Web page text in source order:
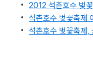
2012 석촌호수 벚
석촌호수 벚꽃축제
석촌호수 벚꽃축제,